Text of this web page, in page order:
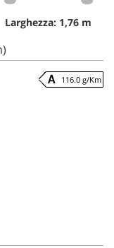
Larghezza: 1,76 m
116.0 g/Km